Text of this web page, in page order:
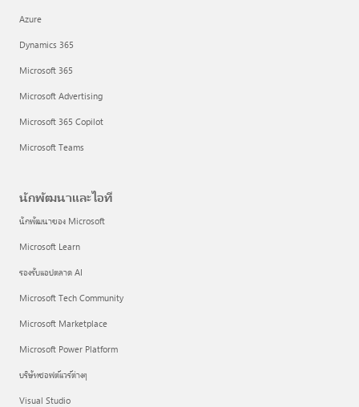
Azure
Dynamics 365
Microsoft 365
Microsoft Advertising
Microsoft 365 Copilot
Microsoft Teams
นักพัฒนาและไอที
นักพัฒนาของ Microsoft
Microsoft Learn
รองรับแอปตลาด AI
Microsoft Tech Community
Microsoft Marketplace
Microsoft Power Platform
บริษัทซอฟต์แวร์ต่างๆ
Visual Studio